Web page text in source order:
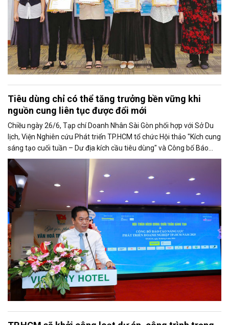
Tiêu dùng chỉ có thể tăng trưởng bền vững khi
nguồn cung liên tục được đổi mới
Chiều ngày 26/6, Tạp chí Doanh Nhân Sài Gòn phối hợp với Sở Du
lịch, Viện Nghiên cứu Phát triển TP.HCM tổ chức Hội thảo "Kích cung
sáng tạo cuối tuần – Dư địa kích cầu tiêu dùng" và Công bố Báo
cáo năng lực phát triển doanh nghiệp TP.HCM năm 2025. Trân
trọng giới thiệu phát biểu của ông Võ Hồng Sơn - Trưởng đại diện
Văn phòng Bộ Công Thương khu vực phía Nam tại Hội thảo.